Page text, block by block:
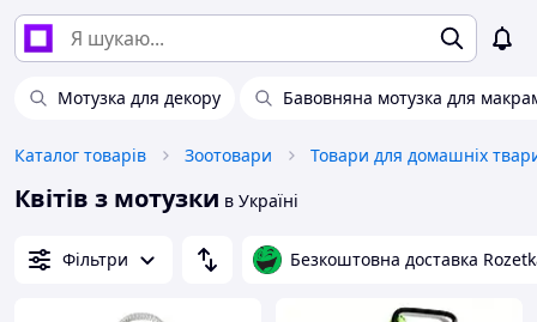
Мотузка для декору Бавовняна мотузка для
Каталог товарів Зоотовари
Квітів з мотузки в Україні
Фільтри Безкоштовна доставка